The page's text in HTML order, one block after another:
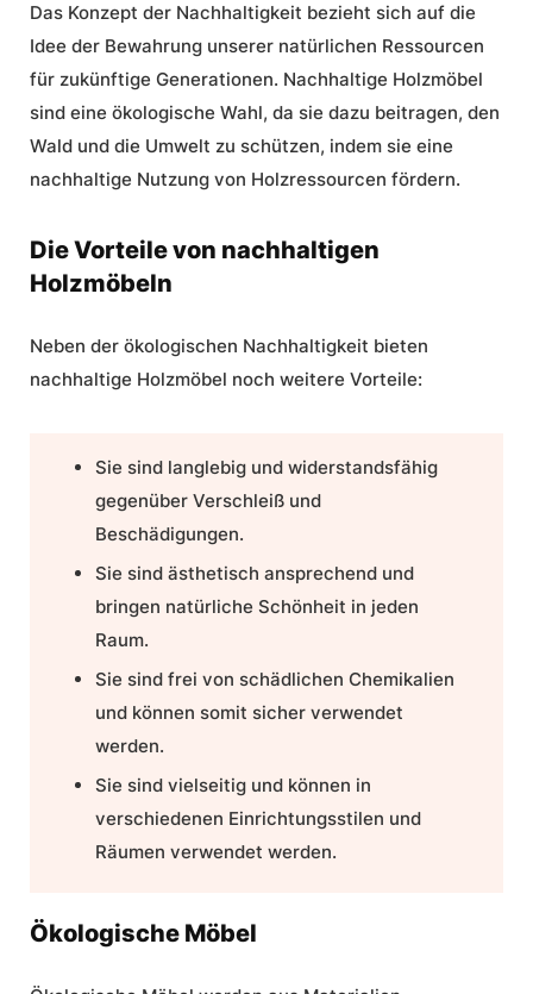
Das Konzept der Nachhaltigkeit bezieht sich auf die
Idee der Bewahrung unserer natürlichen Ressourcen
für zukünftige Generationen. Nachhaltige Holzmöbel
sind eine ökologische Wahl, da sie dazu beitragen, den
Wald und die Umwelt zu schützen, indem sie eine
nachhaltige Nutzung von Holzressourcen fördern.
Die Vorteile von nachhaltigen
Holzmöbeln
Neben der ökologischen Nachhaltigkeit bieten
nachhaltige Holzmöbel noch weitere Vorteile:
Sie sind langlebig und widerstandsfähig
gegenüber Verschleiß und
Beschädigungen.
Sie sind ästhetisch ansprechend und
bringen natürliche Schönheit in jeden
Raum.
Sie sind frei von schädlichen Chemikalien
und können somit sicher verwendet
werden.
Sie sind vielseitig und können in
verschiedenen Einrichtungsstilen und
Räumen verwendet werden.
Ökologische Möbel